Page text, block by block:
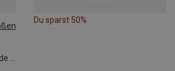
Kinder Play Reversible Pile Wende Jacke
Du sparst 50%